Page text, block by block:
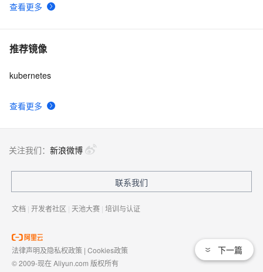
查看更多
推荐镜像
查看更多
kubernetes
下一篇
关注我们： 新浪微博
联系我们
文档 | 开发者社区 | 天池大赛 | 培训与认证
法律声明及隐私权政策 | Cookies政策
© 2009-现在 Aliyun.com 版权所有